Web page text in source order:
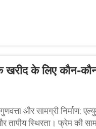
खरीद के लिए कौन-
गुणवत्ता और सामग्री निर्माण:
तापीय स्थिरता। फ्रेम की